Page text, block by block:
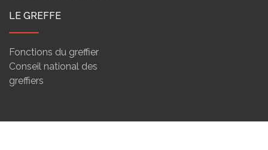
LE GREFFE
Fonctions du greffier
Conseil national des
greffiers